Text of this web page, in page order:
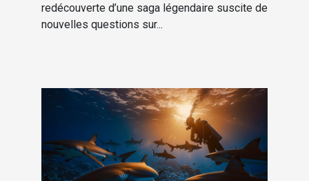
redécouverte d’une saga légendaire suscite de
nouvelles questions sur...